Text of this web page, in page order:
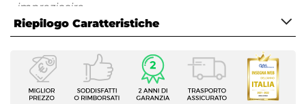
impreziosire.
Scopri tutti i vasi da giardino disponibili e divertiti
a riempire i tuoi spazi all'aperto di piante e fiori
colorati!
Riepilogo Caratteristiche
Caratteristiche
Tipologia
Vaso